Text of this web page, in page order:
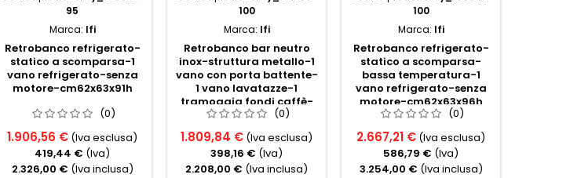
95
Marca: Ifi
Retrobanco refrigerato-
statico a scomparsa-1
vano refrigerato-senza
motore-cm62x63x91h
(0)
1.906,56 € (Iva esclusa)
419,44 € (Iva)
2.326,00 € (Iva inclusa)
100
Marca: Ifi
Retrobanco bar neutro
inox-struttura metallo-1
vano con porta battente-
1 vano lavatazze-1
tramoggia fondi caffè-
cm100x54x96h
(0)
1.809,84 € (Iva esclusa)
398,16 € (Iva)
2.208,00 € (Iva inclusa)
100
Marca: Ifi
Retrobanco refrigerato-
statico a scomparsa-
bassa temperatura-1
vano refrigerato-senza
motore-cm62x63x96h
(0)
2.667,21 € (Iva esclusa)
586,79 € (Iva)
3.254,00 € (Iva inclusa)